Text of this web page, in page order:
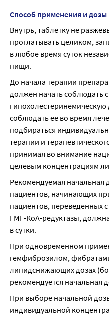
Способ применения и дозы
Внутрь, таблетку не
проглатывать целиком,
в любое время суток
пищи.
До начала терапии
должен начать соблюдать
соблюдать ее во время
подбираться
терапии и
принимая во внимание
целевым концентрациям
Рекомендуемая начальная
пациентов, начинающих
пациентов, переведенных
ГМГ-КоА-редуктазы, должна
в сутки.
При одновременном
гемфиброзилом,
липидснижающих дозах
рекомендуется начальная
При выборе начальной
индивидуальной